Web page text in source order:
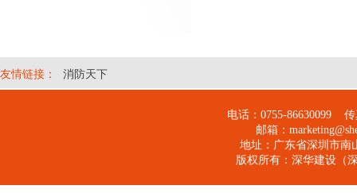
友情链接： 消防天下
电话：0755-86630099 传
邮箱：
地址：广东省深圳市南
版权所有：深华建设（